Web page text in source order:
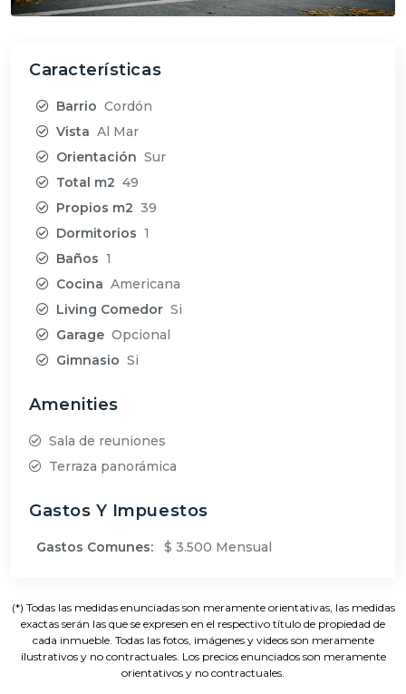
Características
Barrio Cordón
Vista Al Mar
Orientación Sur
Total m2 49
Propios m2 39
Dormitorios 1
Baños 1
Cocina Americana
Living Comedor Si
Garage Opcional
Gimnasio Si
Amenities
Sala de reuniones
Terraza panorámica
Gastos Y Impuestos
Gastos Comunes: $ 3.500 Mensual
(*) Todas las medidas enunciadas son meramente orientativas, las medidas
exactas serán las que se expresen en el respectivo título de propiedad de
cada inmueble. Todas las fotos, imágenes y videos son meramente
ilustrativos y no contractuales. Los precios enunciados son meramente
orientativos y no contractuales.